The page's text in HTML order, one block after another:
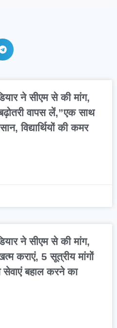
ने सीएम से की मांग,
वापस लें,”एक साथ
विद्यार्थियों की कमर
ने सीएम से की मांग,
कराएं, 5 सूत्रीय मांगों
सेवाएं बहाल करने का